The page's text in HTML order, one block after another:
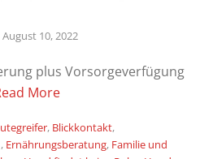
August 10, 2022
plus Vorsorgeverfügung
More
, Blickkontakt,
, Ernährungsberatung, Familie und